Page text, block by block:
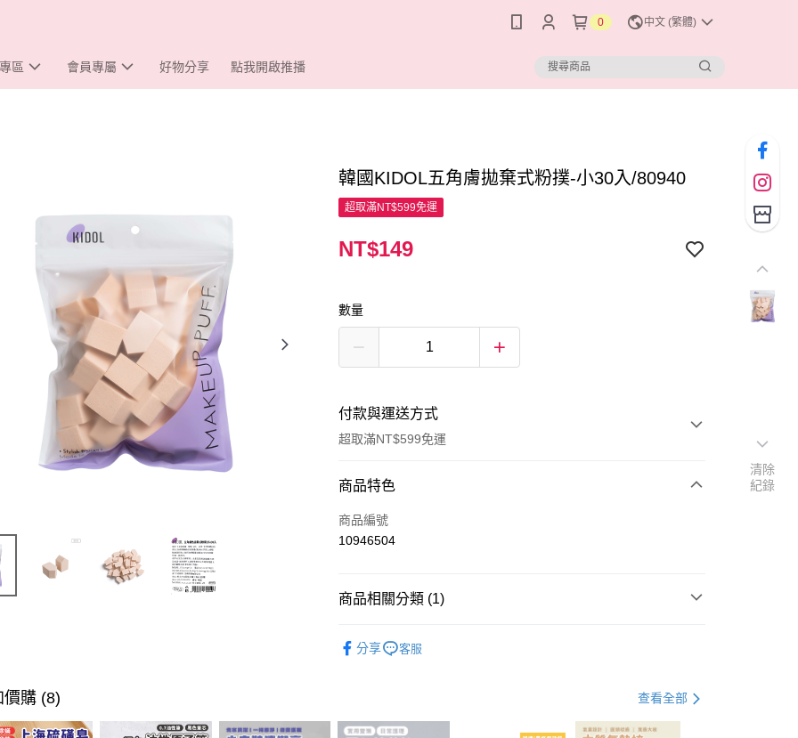
0 中文 (繁體)
區 會員專屬 好物分享 點我開啟推播
韓國KIDOL五角膚拋棄式粉撲-小30入/80940
超取滿NT$599免運
NT$149
數量
付款與運送方式
超取滿NT$599免運
付款方式
信用卡一次付款
街口支付
商品特色
商品編號
10946504
商品相關分類 (1)
分享
客服
價購 (8) 查看全部
清除
紀錄